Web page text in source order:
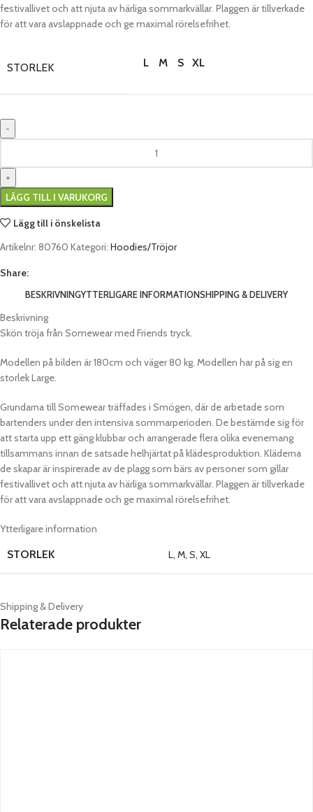
festivallivet och att njuta av härliga sommarkvällar. Plaggen är tillverkade
för att vara avslappnade och ge maximal rörelsefrihet.
STORLEK L M S XL
LÄGG TILL I VARUKORG
Lägg till i önskelista
Artikelnr: 80760 Kategori: Hoodies/Tröjor
Share:
BESKRIVNINGYTTERLIGARE INFORMATIONSHIPPING & DELIVERY
Beskrivning
Skön tröja från Somewear med Friends tryck.
Modellen på bilden är 180cm och väger 80 kg. Modellen har på sig en
storlek Large.
Grundarna till Somewear träffades i Smögen, där de arbetade som
bartenders under den intensiva sommarperioden. De bestämde sig för
att starta upp ett gäng klubbar och arrangerade flera olika evenemang
tillsammans innan de satsade helhjärtat på klädesproduktion. Kläderna
de skapar är inspirerade av de plagg som bärs av personer som gillar
festivallivet och att njuta av härliga sommarkvällar. Plaggen är tillverkade
för att vara avslappnade och ge maximal rörelsefrihet.
Ytterligare information
STORLEK L, M, S, XL
Shipping & Delivery
Relaterade produkter